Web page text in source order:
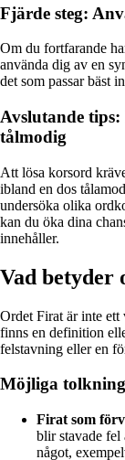
Fjärde steg:
Om du fortfarande
använda dig av en
det som passar bäst
Avslutande
tålmodig
Att lösa korsord
ibland en dos
undersöka olika
kan du öka dina
innehåller.
Vad betyder
Ordet Firat är inte ett
finns en definition
felstavning eller en
Möjliga
Firat som
blir stavade fel
något,